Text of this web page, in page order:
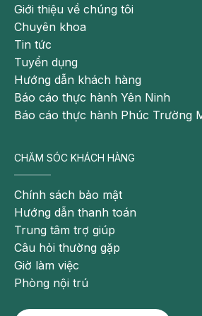
- Đường hay các loại đồ ăn có chứa
kẹo các loại nước giải khát công
là “thủ phạm” làm cho tình trạng
hơn. Do tăng áp lực thẩm thấu
trong tế bào vào lòng ruột.
- Tránh dùng các loại thực phẩm có
dinh dưỡng như: Các loại rau thô
chín và không uống nước lã.
Giới thiệu về chúng tôi
Chuyên khoa
Tin tức
Tuyển dụng
Hướng dẫn khách hàng
Báo cáo thực hành Yên Ninh
Báo cáo thực hành Phúc Trường
CHĂM SÓC KHÁCH HÀNG
Chính sách bảo mật
Hướng dẫn thanh toán
Trung tâm trợ giúp
Câu hỏi thường gặp
Giờ làm việc
Phòng nội trú